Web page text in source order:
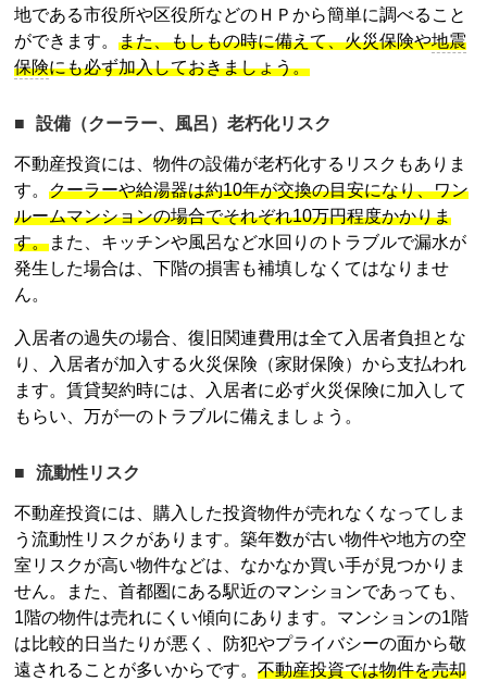
地である市役所や区役所などのＨＰから簡単に調べること
ができます。また、もしもの時に備えて、火災保険や地震
保険にも必ず加入しておきましょう。
設備（クーラー、風呂）老朽化リスク
不動産投資には、物件の設備が老朽化するリスクもありま
す。クーラーや給湯器は約10年が交換の目安になり、ワン
ルームマンションの場合でそれぞれ10万円程度かかりま
す。また、キッチンや風呂など水回りのトラブルで漏水が
発生した場合は、下階の損害も補填しなくてはなりませ
ん。
入居者の過失の場合、復旧関連費用は全て入居者負担とな
り、入居者が加入する火災保険（家財保険）から支払われ
ます。賃貸契約時には、入居者に必ず火災保険に加入して
もらい、万が一のトラブルに備えましょう。
流動性リスク
不動産投資には、購入した投資物件が売れなくなってしま
う流動性リスクがあります。築年数が古い物件や地方の空
室リスクが高い物件などは、なかなか買い手が見つかりま
せん。また、首都圏にある駅近のマンションであっても、
1階の物件は売れにくい傾向にあります。マンションの1階
は比較的日当たりが悪く、防犯やプライバシーの面から敬
遠されることが多いからです。不動産投資では物件を売却